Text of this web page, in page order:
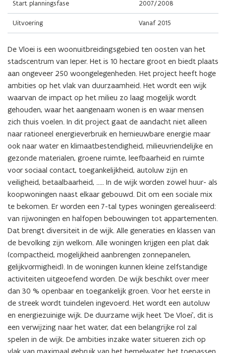
Start planningsfase 2007/2008
Uitvoering Vanaf 2015
De Vloei is een woonuitbreidingsgebied ten oosten van het
stadscentrum van Ieper. Het is 10 hectare groot en biedt plaats
aan ongeveer 250 woongelegenheden. Het project heeft hoge
ambities op het vlak van duurzaamheid. Het wordt een wijk
waarvan de impact op het milieu zo laag mogelijk wordt
gehouden, waar het aangenaam wonen is en waar mensen
zich thuis voelen. In dit project gaat de aandacht niet alleen
naar rationeel energieverbruik en hernieuwbare energie maar
ook naar water en klimaatbestendigheid, milieuvriendelijke en
gezonde materialen, groene ruimte, leefbaarheid en ruimte
voor sociaal contact, toegankelijkheid, autoluw zijn en
veiligheid, betaalbaarheid, ….. In de wijk worden zowel huur- als
koopwoningen naast elkaar gebouwd. Dit om een sociale mix
te bekomen. Er worden een 7-tal types woningen gerealiseerd:
van rijwoningen en halfopen bebouwingen tot appartementen.
Dat brengt diversiteit in de wijk. Alle generaties en klassen van
de bevolking zijn welkom. Alle woningen krijgen een plat dak
(compactheid, mogelijkheid aanbrengen zonnepanelen,
gelijkvormigheid). In de woningen kunnen kleine zelfstandige
activiteiten uitgeoefend worden. De wijk beschikt over meer
dan 30 % openbaar en toegankelijk groen. Voor het eerste in
de streek wordt tuindelen ingevoerd. Het wordt een autoluw
en energiezuinige wijk. De duurzame wijk heet ‘De Vloei’, dit is
een verwijzing naar het water, dat een belangrijke rol zal
spelen in de wijk. De ambities inzake water situeren zich op
vlak van maximaal gebruik van het hemelwater, het toepassen